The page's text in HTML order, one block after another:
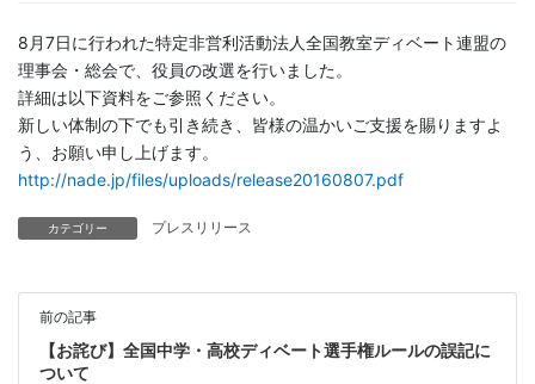
8月7日に行われた特定非営利活動法人全国教室ディベート連盟の
理事会・総会で、役員の改選を行いました。
詳細は以下資料をご参照ください。
新しい体制の下でも引き続き、皆様の温かいご支援を賜りますよ
う、お願い申し上げます。
http://nade.jp/files/uploads/release20160807.pdf
カテゴリー プレスリリース
前の記事
【お詫び】全国中学・高校ディベート選手権ルールの誤記に
ついて